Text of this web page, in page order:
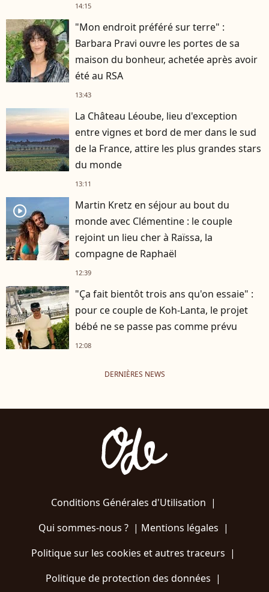
14:15
"Mon endroit préféré sur terre" :
Barbara Pravi ouvre les portes de sa
maison du bonheur, achetée après avoir
été au RSA
13:43
La Château Léoube, lieu d'exception
entre vignes et bord de mer dans le sud
de la France, attire les plus grandes stars
du monde
13:11
player2
Martin Kretz en séjour au bout du
monde avec Clémentine : le couple
rejoint un lieu cher à Raïssa, la
compagne de Raphaël
12:39
"Ça fait bientôt trois ans qu'on essaie" :
pour ce couple de Koh-Lanta, le projet
bébé ne se passe pas comme prévu
12:08
DERNIÈRES NEWS
Conditions Générales d'Utilisation |
Qui sommes-nous ?| Mentions légales |
Politique sur les cookies et autres traceurs |
Politique de protection des données |